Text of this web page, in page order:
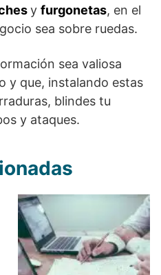
y furgonetas, en el
sea sobre ruedas.
sea valiosa
y que, instalando estas
blindes tu
y ataques.